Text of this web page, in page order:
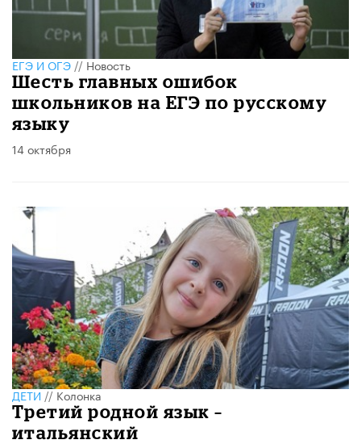
ЕГЭ И ОГЭ//Новость
Шесть главных ошибок
школьников на ЕГЭ по русскому
языку
14 октября
ДЕТИ//Колонка
Третий родной язык –
итальянский